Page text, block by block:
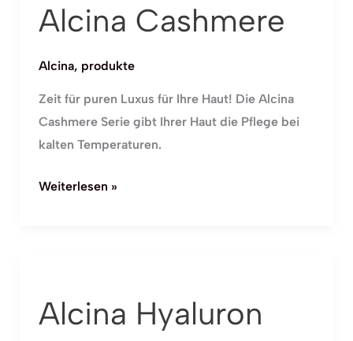
Alcina Cashmere
Alcina, produkte
Zeit für puren Luxus für Ihre Haut! Die Alcina
Cashmere Serie gibt Ihrer Haut die Pflege bei
kalten Temperaturen.
Weiterlesen »
Alcina Hyaluron
2.0